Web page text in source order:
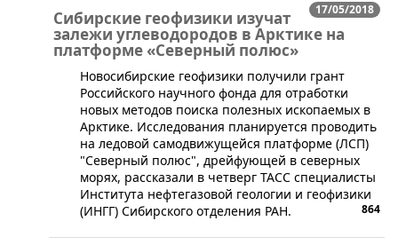
17/05/2018
Сибирские геофизики изучат
залежи углеводородов в Арктике на
платформе «Северный полюс»
Новосибирские геофизики получили грант
Российского научного фонда для отработки
новых методов поиска полезных ископаемых в
Арктике. Исследования планируется проводить
на ледовой самодвижущейся платформе (ЛСП)
"Северный полюс", дрейфующей в северных
морях, рассказали в четверг ТАСС специалисты
Института нефтегазовой геологии и геофизики
(ИНГГ) Сибирского отделения РАН.
864